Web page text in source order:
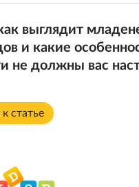
выглядит
и какие
не должны вас
статье